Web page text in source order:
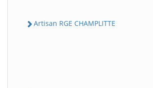
Artisan RGE CHAMPLITTE